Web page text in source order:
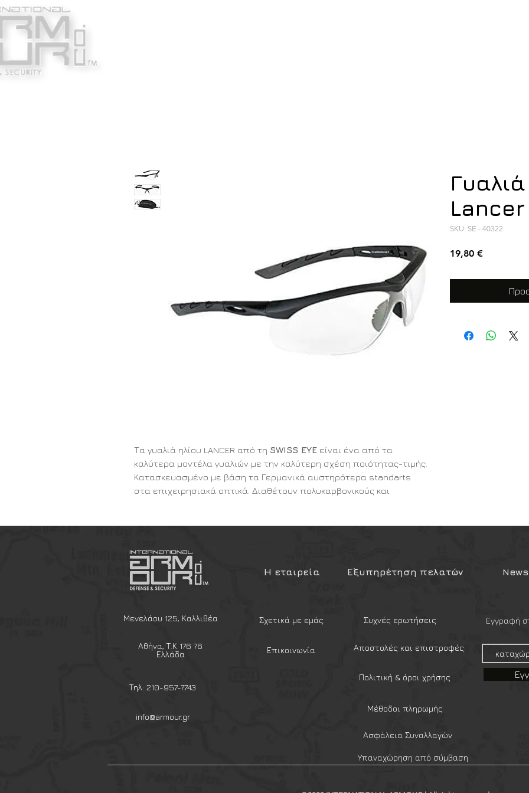
Τα γυαλιά ηλίου LANCER από τη SWISS EYE είναι ένα από τα
καλύτερα μοντέλα γυαλιών με την καλύτερη σχέση ποιότητας-τιμής.
Κατασκευασμένο με βάση τα Γερμανικά αυστηρότερα standarts
στα επιχειρησιακά οπτικά. Διαθέτουν πολυκαρβονικούς και
στο πρόσωπο καθώς και ρυθμιζόμενο-αντιολισθητικό επιρρήνιο. Ο
φακός εξασφαλίζει το βέλτιστο φιλτράρισμα στις αντανακλάσεις
του ηλίου. Είναι ιδανικά για καθημερινή χρήση, για χρήση υπαίθριων
φακοί τους και για στρατιωτική χρήση ή από σώματα ασφαλείας
λόγω των αντιβαλλιστικών του χαρακτηριστικών.
προστασία από τις γραντζουνιες.
Πληρούν τις προδιαγραφές EN 12312-1, STANAG 2920/4296
SKU: SE - 40322
19,80 €Τιμή
Η εταιρεία Εξυπηρέτηση πελατών
Μενελάου 125, Καλλιθέα
Αθήνα, Τ.Κ 176 76
Ελλάδα
Τηλ: 210-957-7743
info@armour.gr
Σχετικά με εμάς
Επικοινωνία
Συχνές ερωτήσεις
Αποστολές και επιστροφές
Πολιτική & όροι χρήσης
Μέθοδοι πληρωμής
Εγγραφή
Ασφάλεια Συναλλαγών
Υπαναχώρηση από σύμβαση